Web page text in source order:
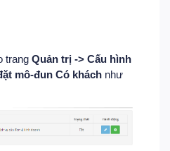
trang Quản trị -> Cấu hình
mô-đun Có khách như